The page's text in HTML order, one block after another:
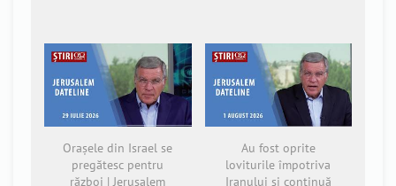
Orașele din Israel se
pregătesc pentru
război | Jerusalem
Au fost oprite
loviturile împotriva
Iranului și continuă